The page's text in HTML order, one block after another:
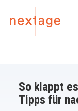
So klappt
Tipps für